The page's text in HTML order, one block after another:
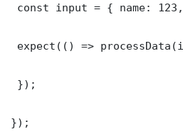
const input = { name:
expect(() =>
});
});